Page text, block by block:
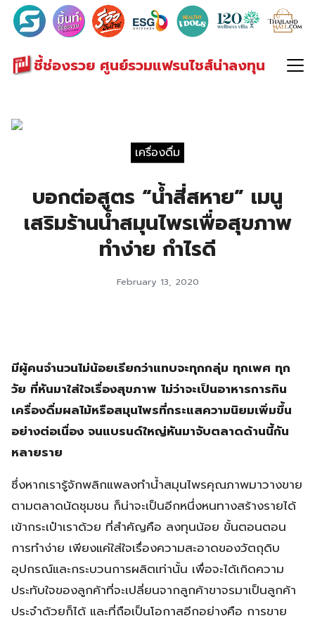
ชี้ช่องรวย ศูนย์รวมแฟรนไชส์น่าลงทุน
Search
for:
เครื่องดื่ม
บอกต่อสูตร “น้ำสี่สหาย” เมนู
เสริมร้านน้ำสมุนไพรเพื่อสุขภาพ
ทำง่าย กำไรดี
February 13, 2020
มีผู้คนจำนวนไม่น้อยเรียกว่าแทบจะทุกกลุ่ม ทุกเพศ ทุก
วัย ที่หันมาใส่ใจเรื่องสุขภาพ ไม่ว่าจะเป็นอาหารการกิน
เครื่องดื่มผลไม้หรือสมุนไพรที่กระแสความนิยมเพิ่มขึ้น
อย่างต่อเนื่อง จนแบรนด์ใหญ่หันมาจับตลาดด้านนี้กัน
หลายราย
ซึ่งหากเรารู้จักพลิกแพลงทำน้ำสมุนไพรคุณภาพมาวางขาย
ตามตลาดนัดชุมชน ก็น่าจะเป็นอีกหนึ่งหนทางสร้างรายได้
เข้ากระเป๋าเราด้วย ที่สำคัญคือ ลงทุนน้อย ขั้นตอนตอน
การทำง่าย เพียงแค่ใส่ใจเรื่องความสะอาดของวัตถุดิบ
อุปกรณ์และกระบวนการผลิตเท่านั้น เพื่อจะได้เกิดความ
ประทับใจของลูกค้าที่จะเปลี่ยนจากลูกค้าขาจรมาเป็นลูกค้า
ประจำด้วยก็ได้ และที่ถือเป็นโอกาสอีกอย่างคือ การขาย